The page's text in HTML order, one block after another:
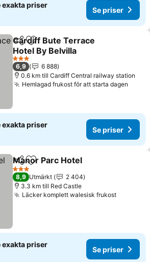
exakta priser
Se priser
Dela Lägg till i Mina Favoriter
Cardiff Bute Terrace
Hotel By Belvilla
Se priser
3 Stjärnor
6,9
6 888
0.6 km till Cardiff Central railway station
Hemlagad frukost för att starta dagen
exakta priser
Se priser
Dela Lägg till i Mina Favoriter
Manor Parc Hotel
3 Stjärnor
8,9 Utmärkt
2 404
3.3 km till Red Castle
Läcker komplett walesisk frukostSe priser
exakta priser
Se priser